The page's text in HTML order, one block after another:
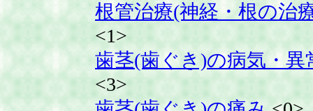
根管治療(神経・根の治
<1>
歯茎(歯ぐき)の病気・異
<3>